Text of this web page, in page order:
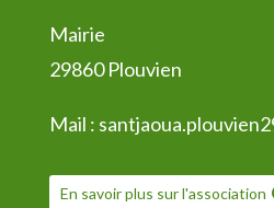
Mairie
29860 Plouvien
Mail :
En savoir plus sur l'association